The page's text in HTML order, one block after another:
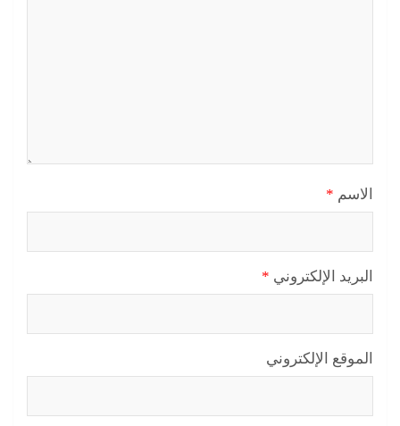
الاسم *
البريد الإلكتروني *
الموقع الإلكتروني